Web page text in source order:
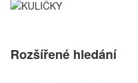
Rozšířené hledání